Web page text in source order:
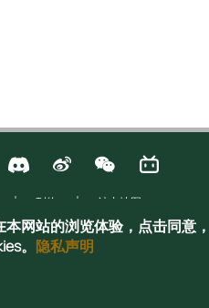
刊物
站内地图
The Registry, The University of Hong
reserved.
网站的浏览体验，点击同意
。 隐私声明